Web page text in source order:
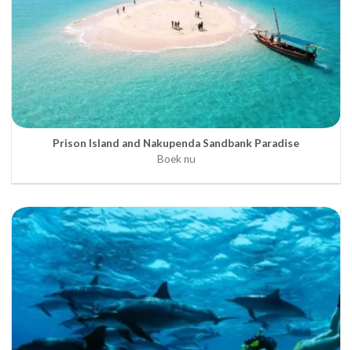
Prison Island and Nakupenda Sandbank Paradise
Boek nu